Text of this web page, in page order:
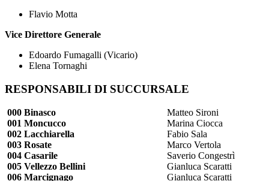
Flavio Motta
Vice Direttore Generale
Edoardo Fumagalli (Vicario)
Elena Tornaghi
RESPONSABILI DI SUCCURSALE
000 Binasco
Matteo Sironi
001 Moncucco
Marina Ciocca
002 Lacchiarella
Fabio Sala
003 Rosate
Marco Vertola
004 Casarile
Saverio Congestrì
005 Vellezzo Bellini
Gianluca Scaratti
006 Marcignago
Gianluca Scaratti